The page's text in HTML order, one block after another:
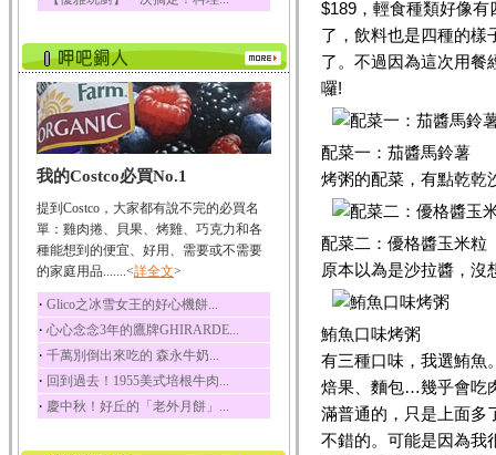
迷迭香
酸、迷迭香酸、植物...
咖啡
咖啡中的咖啡因會刺激
中樞神經系統，特別...
椰子
椰子含有糖類、脂肪、
荔枝
荔枝性質溫和所含的營
養素有醣類、檸檬酸...
五味子
五味子性質溫熱所含營
養成分有揮發油、檸...
草魚
草魚含有維生素A、維生
素C、及豐富的蛋白...
我的Costco必買No.1
提到Costco，大家都有說不完的必買名
單：雞肉捲、貝果、烤雞、巧克力和各
種能想到的便宜、好用、需要或不需要
的家庭用品.......<詳全文>
‧ Glico之冰雪女王的好心機餅...
‧ 心心念念3年的鷹牌GHIRARDE...
‧ 千萬別倒出來吃的 森永牛奶...
‧ 回到過去！1955美式培根牛肉...
‧ 慶中秋！好丘的「老外月餅」...
$189，輕食種類好像
了，飲料也是四種的
了。不過因為這次用餐
囉!
配菜一：茄醬馬鈴薯
烤粥的配菜，有點乾乾
配菜二：優格醬玉米粒
原本以為是沙拉醬，沒
鮪魚口味烤粥
有三種口味，我選鮪魚
焙果、麵包…幾乎會吃
滿普通的，只是上面多
不錯的。可能是因為我